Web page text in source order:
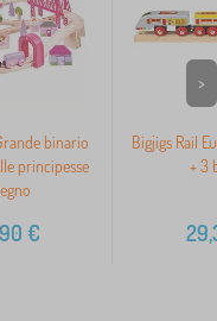
binario
principesse
€
Bigjigs Rail
+ 3
>